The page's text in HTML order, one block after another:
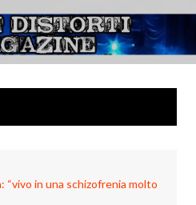
Suoni Distorti
Magazine
sonorità alternative
“vivo in una schizofrenia molto